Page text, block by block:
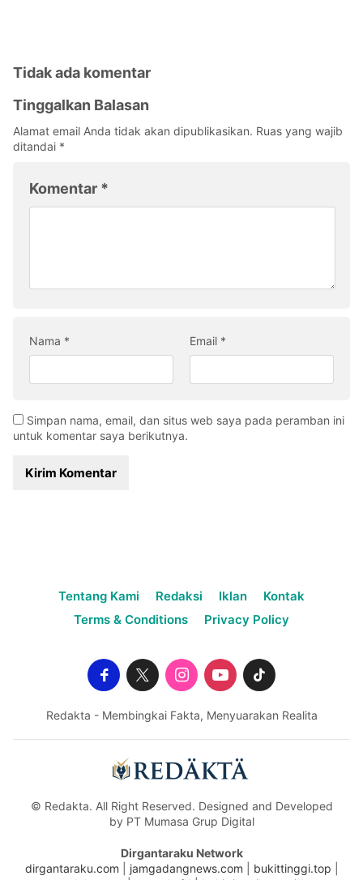
Tidak ada komentar
Tinggalkan Balasan
Alamat email Anda tidak akan dipublikasikan. Ruas yang wajib
ditandai *
Komentar *
Nama * Email *
Simpan nama, email, dan situs web saya pada peramban ini
untuk komentar saya berikutnya.
Tentang Kami Redaksi Iklan
Kontak
Terms & Conditions
Privacy Policy
Redakta - Membingkai Fakta, Menyuarakan Realita
© Redakta. All Right Reserved. Designed and Developed
by PT Mumasa Grup Digital
Dirgantaraku Network
dirgantaraku.com
jamgadangnews.com bukittinggi.top